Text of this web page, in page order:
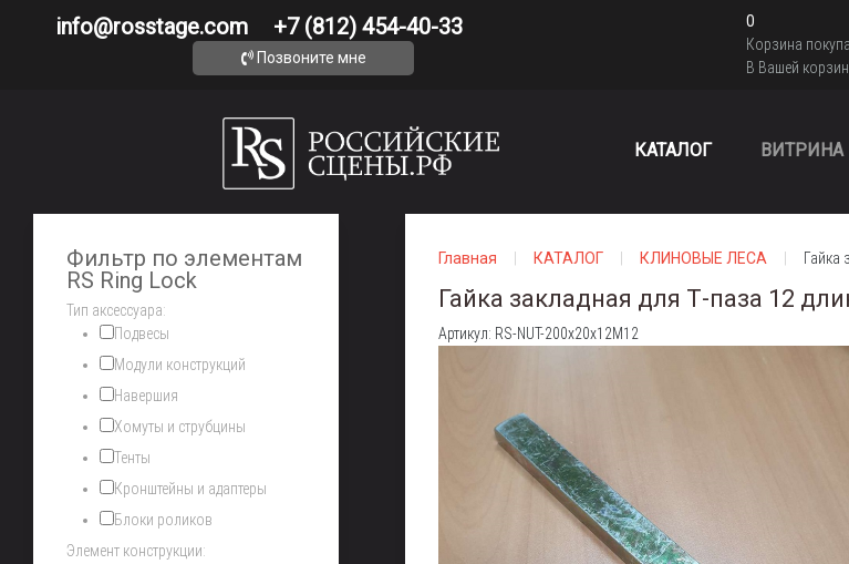
info@rosstage.com +7 (812) 454-40-33
0
Корзина
В Вашей
Позвоните мне
КАТАЛОГ ВИТРИНА
Фильтр по элементам
RS Ring Lock
Тип аксессуара:
Подвесы
Модули конструкций
Навершия
Хомуты и струбцины
Тенты
Кронштейны и адаптеры
Блоки роликов
Элемент конструкции:
Главная КАТАЛОГ КЛИНОВЫЕ ЛЕСА Гайка
Гайка закладная для Т-паза 12
Артикул: RS-NUT-200x20x12M12